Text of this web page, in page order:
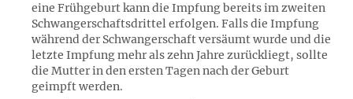
eine Frühgeburt kann die Impfung bereits im zweiten
Schwangerschaftsdrittel erfolgen. Falls die Impfung
während der Schwangerschaft versäumt wurde und die
letzte Impfung mehr als zehn Jahre zurückliegt, sollte
die Mutter in den ersten Tagen nach der Geburt
geimpft werden.